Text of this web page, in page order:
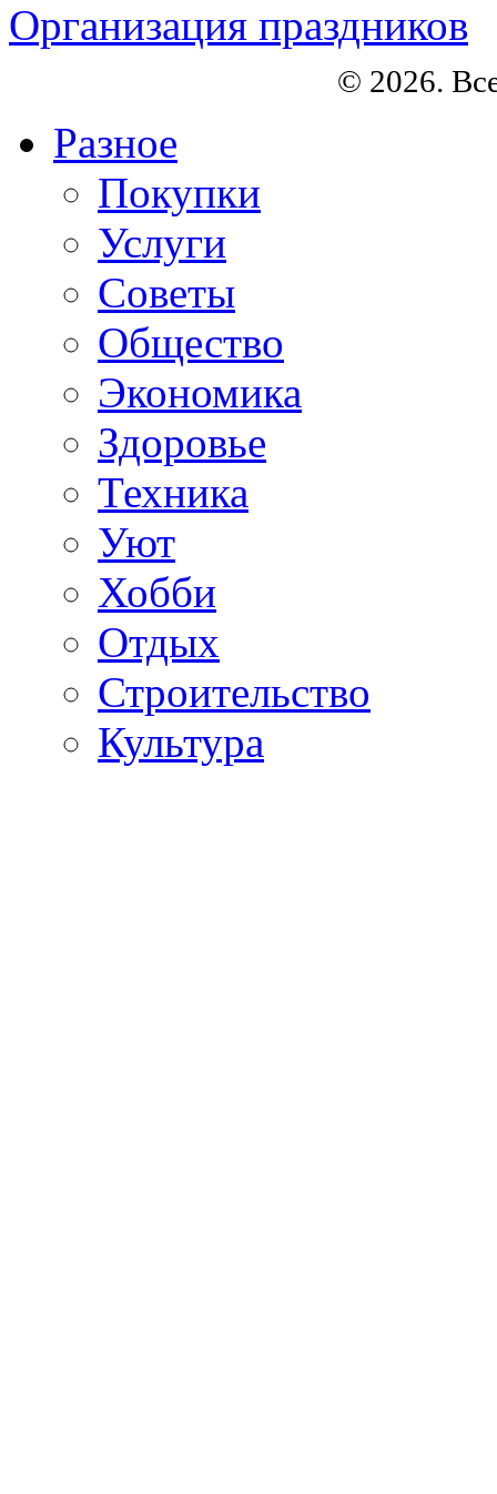
Организация праздников
© 2026.
Разное
Покупки
Услуги
Советы
Общество
Экономика
Здоровье
Техника
Уют
Хобби
Отдых
Строительство
Культура